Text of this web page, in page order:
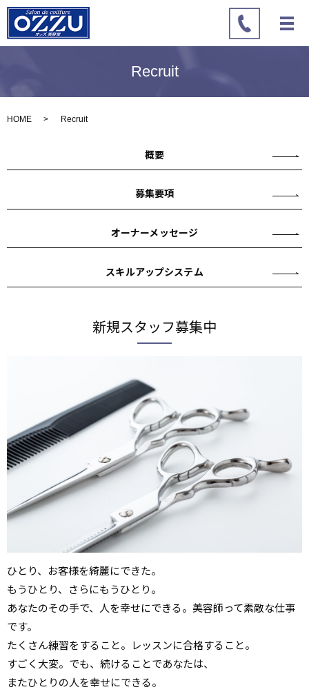
Recruit
HOME Recruit
概要
募集要項
オーナーメッセージ
スキルアップシステム
新規スタッフ募集中
ひとり、お客様を綺麗にできた。
もうひとり、さらにもうひとり。
あなたのその手で、人を幸せにできる。美容師って素敵な仕事
です。
たくさん練習をすること。レッスンに合格すること。
すごく大変。でも、続けることであなたは、
またひとりの人を幸せにできる。